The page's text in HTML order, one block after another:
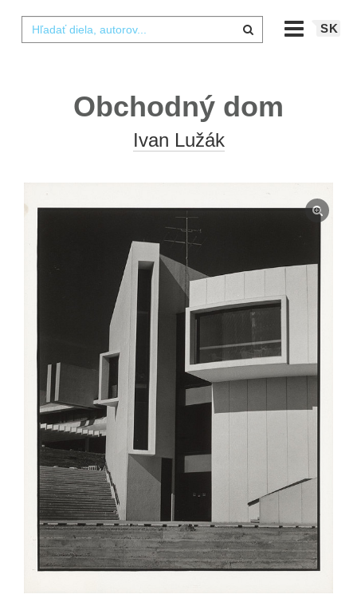
SK
Obchodný dom
Ivan Lužák